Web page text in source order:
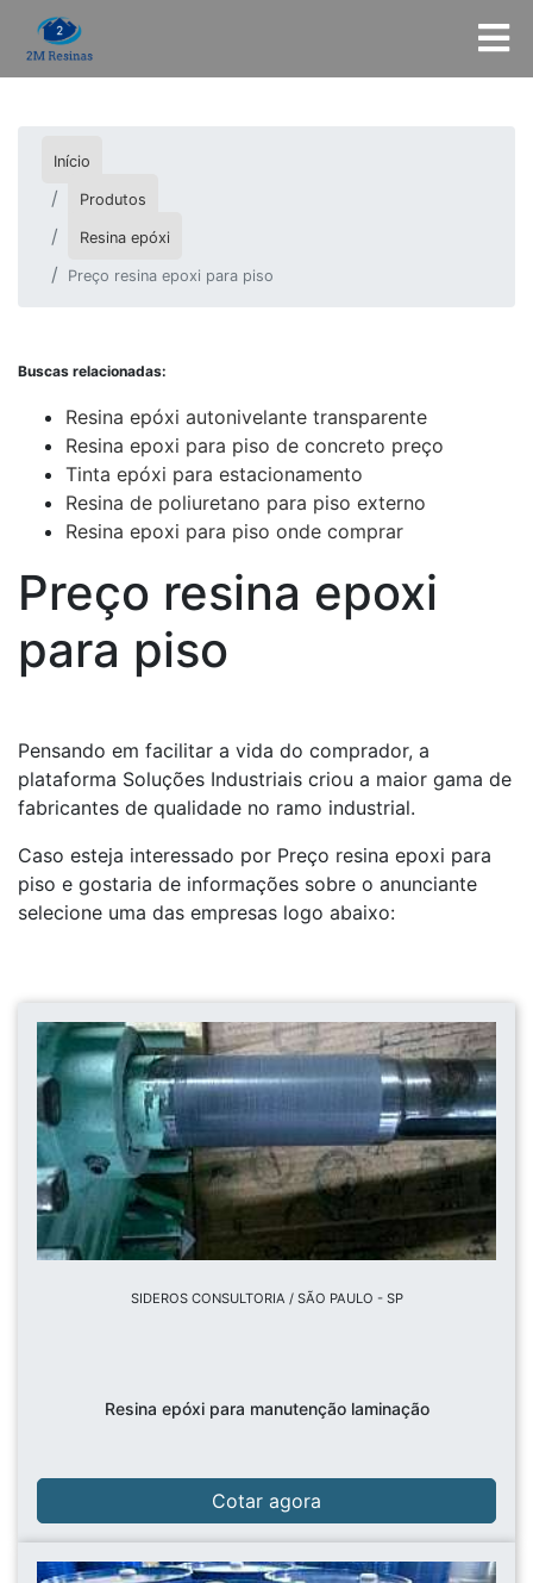
Início
Produtos
Resina epóxi
Preço resina epoxi para piso
Buscas relacionadas:
Resina epóxi autonivelante transparente
Resina epoxi para piso de concreto preço
Tinta epóxi para estacionamento
Resina de poliuretano para piso externo
Resina epoxi para piso onde comprar
Preço resina epoxi
para piso
Pensando em facilitar a vida do comprador, a
plataforma Soluções Industriais criou a maior gama de
fabricantes de qualidade no ramo industrial.
Caso esteja interessado por Preço resina epoxi para
piso e gostaria de informações sobre o anunciante
selecione uma das empresas logo abaixo:
SIDEROS CONSULTORIA / SÃO PAULO - SP
Resina epóxi para manutenção laminação
Cotar agora